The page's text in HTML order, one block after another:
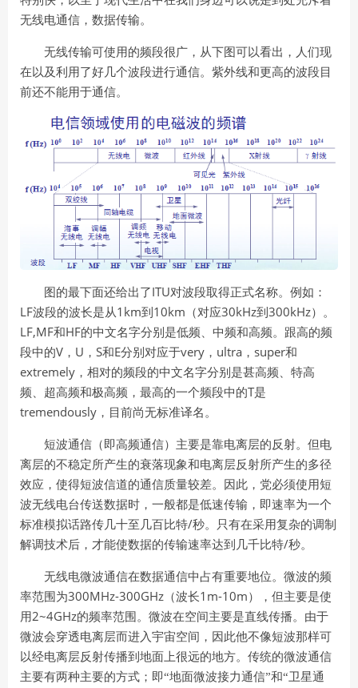
无线电通信，数据传输。
无线传输可使用的频段很广，从下图可以看出，人们现
在以及利用了好几个波段进行通信。紫外线和更高的波段目
前还不能用于通信。
图的最下面还给出了ITU对波段取得正式名称。例如：
LF波段的波长是从1km到 10km （对应30kHz到 300kHz）。
LF,MF和HF的中文名字分别是低频、中频和高频。跟高的频
段中的V ， U ， S和E分别对应于very ， ultra ， super和
extremely ，相对的频段的中文名字分别是甚高频、特高
频、超高频和极高频，最高的一个频段中的T是
tremendously ，目前尚无标准译名。
短波通信（即高频通信）主要是靠电离层的反射。但电
离层的不稳定所产生的衰落现象和电离层反射所产生的多径
效应，使得短波信道的通信质量较差。因此，党必须使用短
波无线电台传送数据时，一般都是低速传输，即速率为一个
标准模拟话路传几十至几百比特/秒。只有在采用复杂的调制
解调技术后，才能使数据的传输速率达到几千比特/秒。
无线电微波通信在数据通信中占有重要地位。微波的频
率范围为300MHz-300GHz （波长1m-10m），但主要是使
用2~4GHz的频率范围。微波在空间主要是直线传播。由于
微波会穿透电离层而进入宇宙空间，因此他不像短波那样可
以经电离层反射传播到地面上很远的地方。传统的微波通信
主要有两种主要的方式；即“地面微波接力通信”和“卫星通